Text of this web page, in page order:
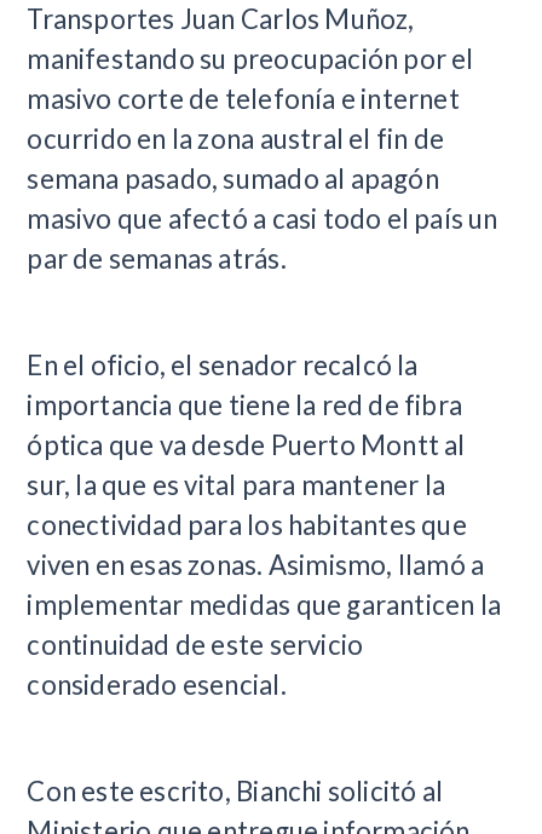
Transportes Juan Carlos Muñoz,
manifestando su preocupación por el
masivo corte de telefonía e internet
ocurrido en la zona austral el fin de
semana pasado, sumado al apagón
masivo que afectó a casi todo el país un
par de semanas atrás.
En el oficio, el senador recalcó la
importancia que tiene la red de fibra
óptica que va desde Puerto Montt al
sur, la que es vital para mantener la
conectividad para los habitantes que
viven en esas zonas. Asimismo, llamó a
implementar medidas que garanticen la
continuidad de este servicio
considerado esencial.
Con este escrito, Bianchi solicitó al